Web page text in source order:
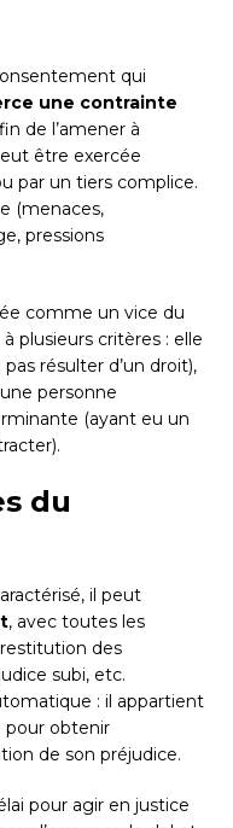
qui
une contrainte
de l’amener à
être exercée
par un tiers complice.
(menaces,
pressions
comme un vice du
plusieurs critères : elle
résulter d’un droit),
personne
(ayant eu un
du
il peut
, avec toutes les
des
subi, etc.
: il appartient
pour obtenir
de son préjudice.
pour agir en justice